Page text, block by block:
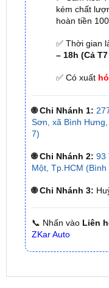
✅ Thời gian
– 18h (Cả T7
✅ Có xuất
🌐 Chi Nhánh 1:
🌐 Chi Nhánh 2: 93
Một, Tp.HCM (Bình
🌐 Chi Nhánh 3:
📞 Nhấn vàoLiên
SẢN PHẨM MỚI